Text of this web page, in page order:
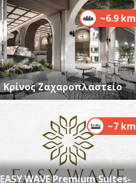
~6.9 km
Κρίνος Ζαχαροπλαστείο
~7 km
EASY WAVE Premium Suites-